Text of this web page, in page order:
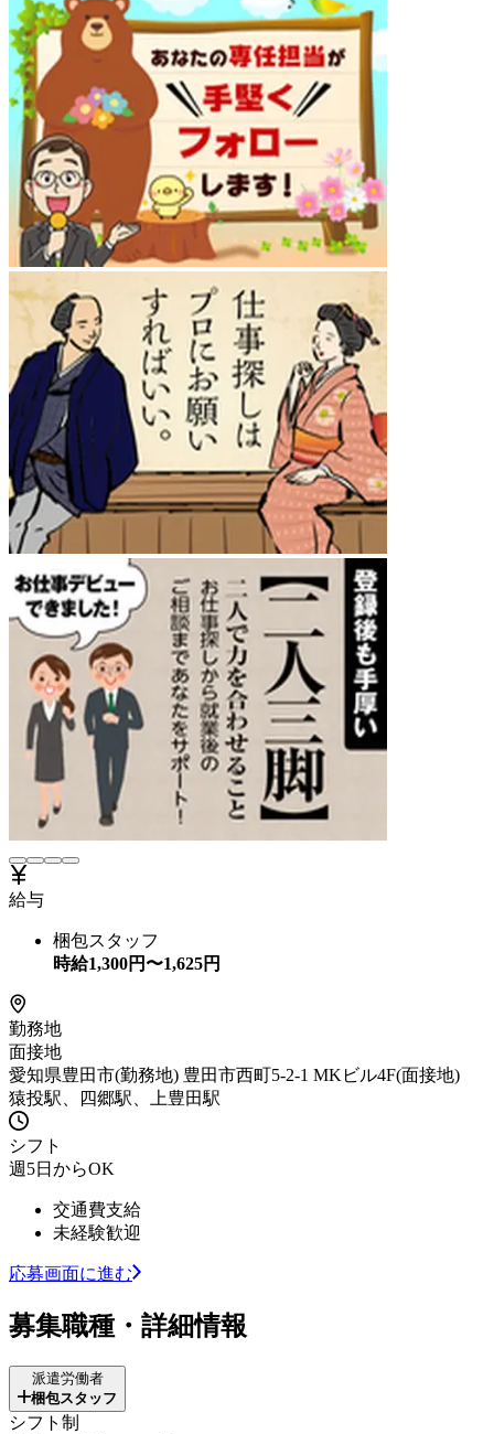
給与
梱包スタッフ
時給1,300円〜1,625円
勤務地
面接地
愛知県豊田市(勤務地) 豊田市西町5-2-1 MKビル4F(面接地)
猿投駅、四郷駅、上豊田駅
シフト
週5日からOK
交通費支給
未経験歓迎
応募画面に進む
募集職種・詳細情報
派遣労働者
梱包スタッフ
シフト制